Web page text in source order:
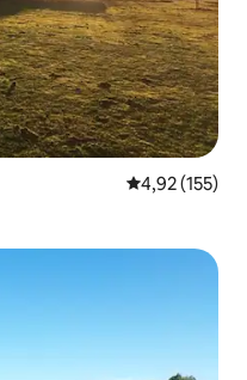
Évaluation
4,92 (155)
appréciés